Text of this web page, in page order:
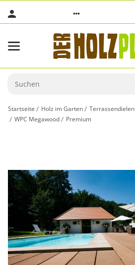
Startseite Holz im Garten Terrassendielen
WPC Megawood
Premium